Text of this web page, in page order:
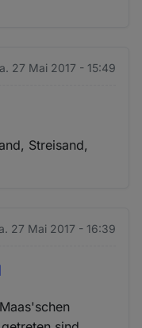
27 Mai 2017 - 15:49
Streisand,
27 Mai 2017 - 16:39